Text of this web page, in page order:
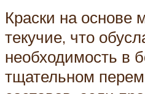
Краски на основе
текучие, что
необходимость в
тщательном